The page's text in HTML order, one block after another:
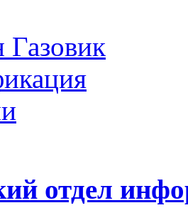
Газовик
отдел